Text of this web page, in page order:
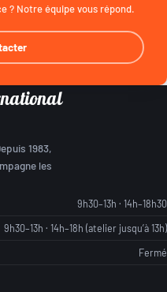
? Notre équipe vous répond.
1983,
les
9h30–13h · 14h–18h30
9h30–13h · 14h–18h (atelier jusqu’à 13h)
Fermé